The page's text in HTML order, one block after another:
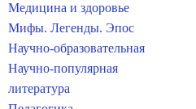
Медицина и здоровье
Мифы. Легенды. Эпос
Научно-образовательная
Научно-популярная
литература